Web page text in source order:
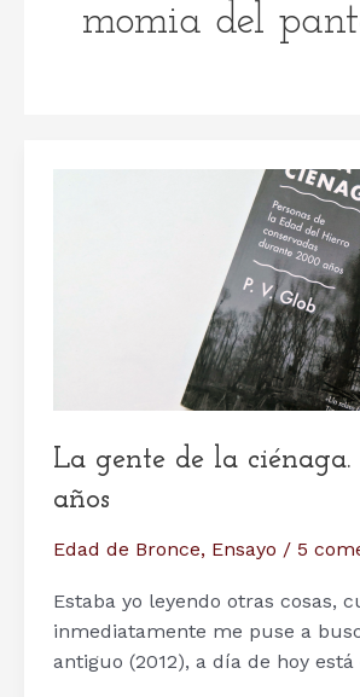
momia del
La gente de la
años
Edad de Bronce, Ensayo / 5
Estaba yo leyendo otras cosas,
inmediatamente me puse a
antiguo (2012), a día de hoy